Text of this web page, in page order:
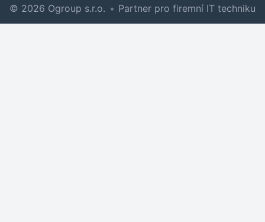
© 2026 Ogroup s.r.o. • Partner pro firemní IT techniku